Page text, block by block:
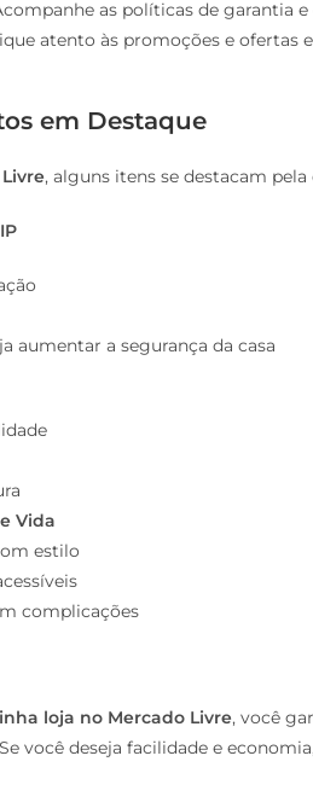
as políticas de garantia
atento às promoções e ofertas
em Destaque
, alguns itens se destacam
aumentar a segurança da casa
Vida
estilo
complicações
loja no Mercado Livre, você
você deseja facilidade e